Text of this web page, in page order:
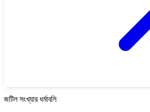
জটিল সংখ্যার ধর্মাবলি